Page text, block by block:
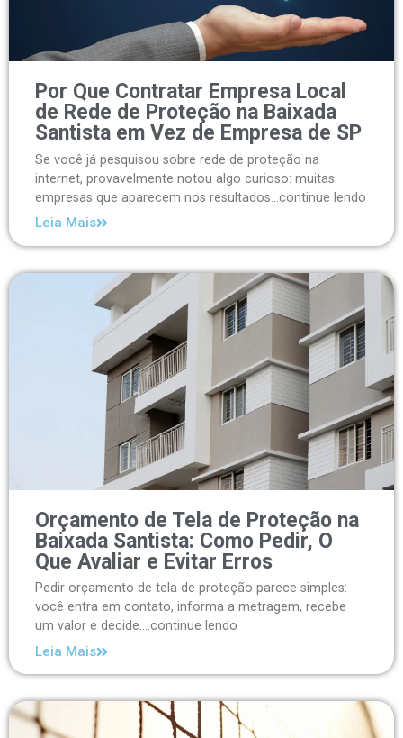
Por Que Contratar Empresa Local
de Rede de Proteção na Baixada
Santista em Vez de Empresa de SP
Se você já pesquisou sobre rede de proteção na
internet, provavelmente notou algo curioso: muitas
empresas que aparecem nos resultados...continue lendo
Leia Mais
Orçamento de Tela de Proteção na
Baixada Santista: Como Pedir, O
Que Avaliar e Evitar Erros
Pedir orçamento de tela de proteção parece simples:
você entra em contato, informa a metragem, recebe
um valor e decide....continue lendo
Leia Mais